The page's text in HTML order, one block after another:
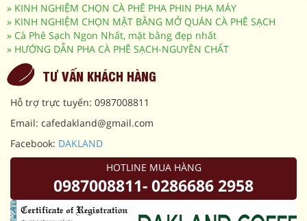
» KINH NGHIỆM CHỌN CÀ PHÊ PHA PHIN PHA MÁY
» KINH NGHIỆM CHỌN MẶT BẰNG MỞ QUÁN CÀ PHÊ SẠCH
» Cà Phê Sạch Ngon Nhất, mặt bằng đẹp nhất
» HƯỚNG DẪN PHA CÀ PHÊ SẠCH-NGUYÊN CHẤT
TƯ VẤN KHÁCH HÀNG
Hỗ trợ trực tuyến: 0987008811
Email: cafedakland@gmail.com
Facebook: DAKLAND
HOTLINE MUA HÀNG
0987008811- 0286686 2958